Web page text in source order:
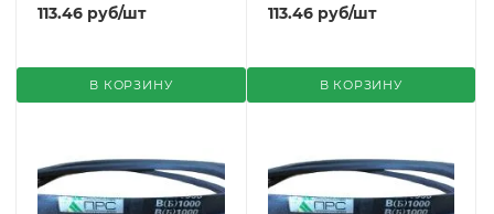
113.46 руб/шт
В КОРЗИНУ
113.46руб/шт
В КОРЗИНУ